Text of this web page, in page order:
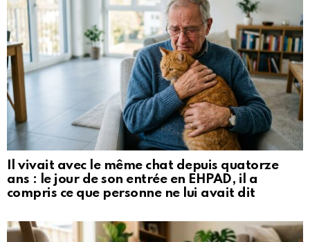
Il vivait avec le même chat depuis quatorze
ans : le jour de son entrée en EHPAD, il a
compris ce que personne ne lui avait dit